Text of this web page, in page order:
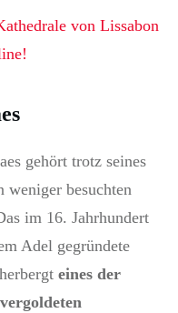
von Lissabon
gehört trotz seines
weniger besuchten
im 16. Jahrhundert
Adel gegründete
eines der